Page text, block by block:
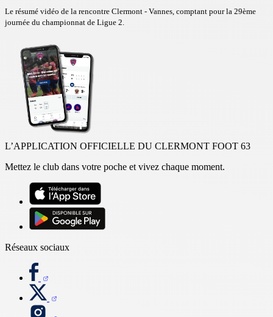
Le résumé vidéo de la rencontre Clermont - Vannes, comptant pour la 29ème
journée du championnat de Ligue 2.
L’APPLICATION OFFICIELLE DU CLERMONT FOOT 63
Mettez le club dans votre poche et vivez chaque moment.
Réseaux sociaux